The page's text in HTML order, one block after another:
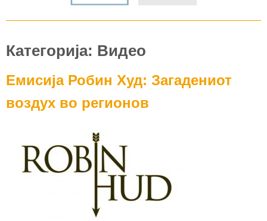
Категорија: Видео
Емисија Робин Худ: Загадениот
воздух во регионов